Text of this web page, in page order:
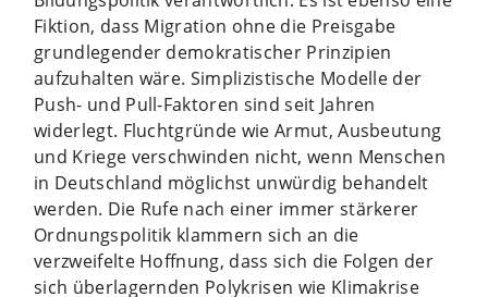
Fiktion, dass Migration ohne die Preisgabe
grundlegender demokratischer Prinzipien
aufzuhalten wäre. Simplizistische Modelle der
Push- und Pull-Faktoren sind seit Jahren
widerlegt. Fluchtgründe wie Armut, Ausbeutung
und Kriege verschwinden nicht, wenn Menschen
in Deutschland möglichst unwürdig behandelt
werden. Die Rufe nach einer immer stärkerer
Ordnungspolitik klammern sich an die
verzweifelte Hoffnung, dass sich die Folgen der
sich überlagernden Polykrisen wie Klimakrise